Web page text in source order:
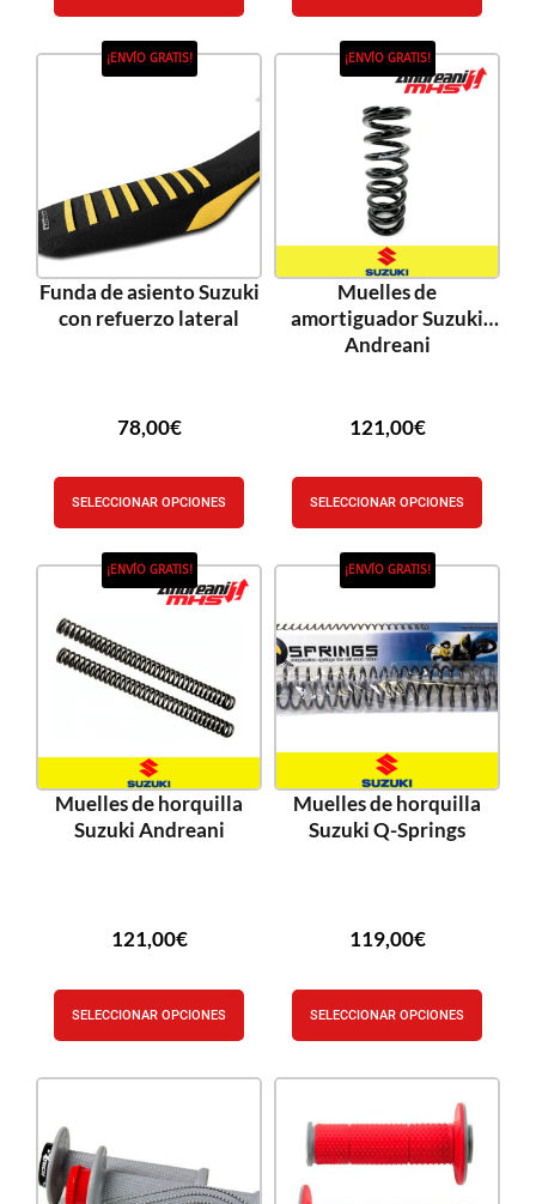
¡ENVÍO GRATIS!
Funda de asiento Suzuki
con refuerzo lateral
78,00€
SELECCIONAR OPCIONES
¡ENVÍO GRATIS!
Muelles de
amortiguador Suzuki
Andreani
121,00€
SELECCIONAR OPCIONES
¡ENVÍO GRATIS!
Muelles de horquilla
Suzuki Andreani
121,00€
SELECCIONAR OPCIONES
¡ENVÍO GRATIS!
Muelles de horquilla
Suzuki Q-Springs
119,00€
SELECCIONAR OPCIONES